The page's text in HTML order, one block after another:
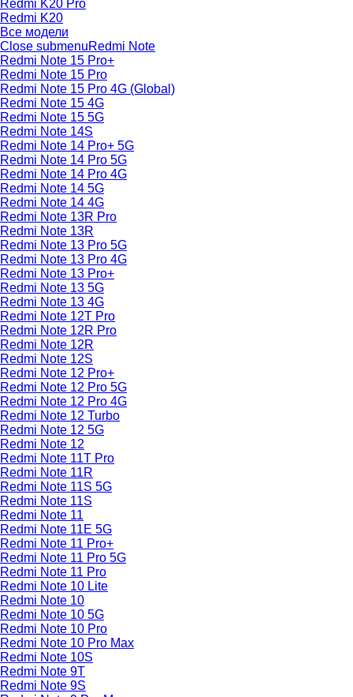
Redmi K20 Pro
Redmi K20
Все модели
Close submenuRedmi Note
Redmi Note 15 Pro+
Redmi Note 15 Pro
Redmi Note 15 Pro 4G (Global)
Redmi Note 15 4G
Redmi Note 15 5G
Redmi Note 14S
Redmi Note 14 Pro+ 5G
Redmi Note 14 Pro 5G
Redmi Note 14 Pro 4G
Redmi Note 14 5G
Redmi Note 14 4G
Redmi Note 13R Pro
Redmi Note 13R
Redmi Note 13 Pro 5G
Redmi Note 13 Pro 4G
Redmi Note 13 Pro+
Redmi Note 13 5G
Redmi Note 13 4G
Redmi Note 12T Pro
Redmi Note 12R Pro
Redmi Note 12R
Redmi Note 12S
Redmi Note 12 Pro+
Redmi Note 12 Pro 5G
Redmi Note 12 Pro 4G
Redmi Note 12 Turbo
Redmi Note 12 5G
Redmi Note 12
Redmi Note 11T Pro
Redmi Note 11R
Redmi Note 11S 5G
Redmi Note 11S
Redmi Note 11
Redmi Note 11E 5G
Redmi Note 11 Pro+
Redmi Note 11 Pro 5G
Redmi Note 11 Pro
Redmi Note 10 Lite
Redmi Note 10
Redmi Note 10 5G
Redmi Note 10 Pro
Redmi Note 10 Pro Max
Redmi Note 10S
Redmi Note 9T
Redmi Note 9S